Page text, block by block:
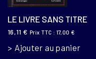
LE LIVRE SANS TITRE
16,11€ Prix TTC : 17,00 €
Ajouter au panier